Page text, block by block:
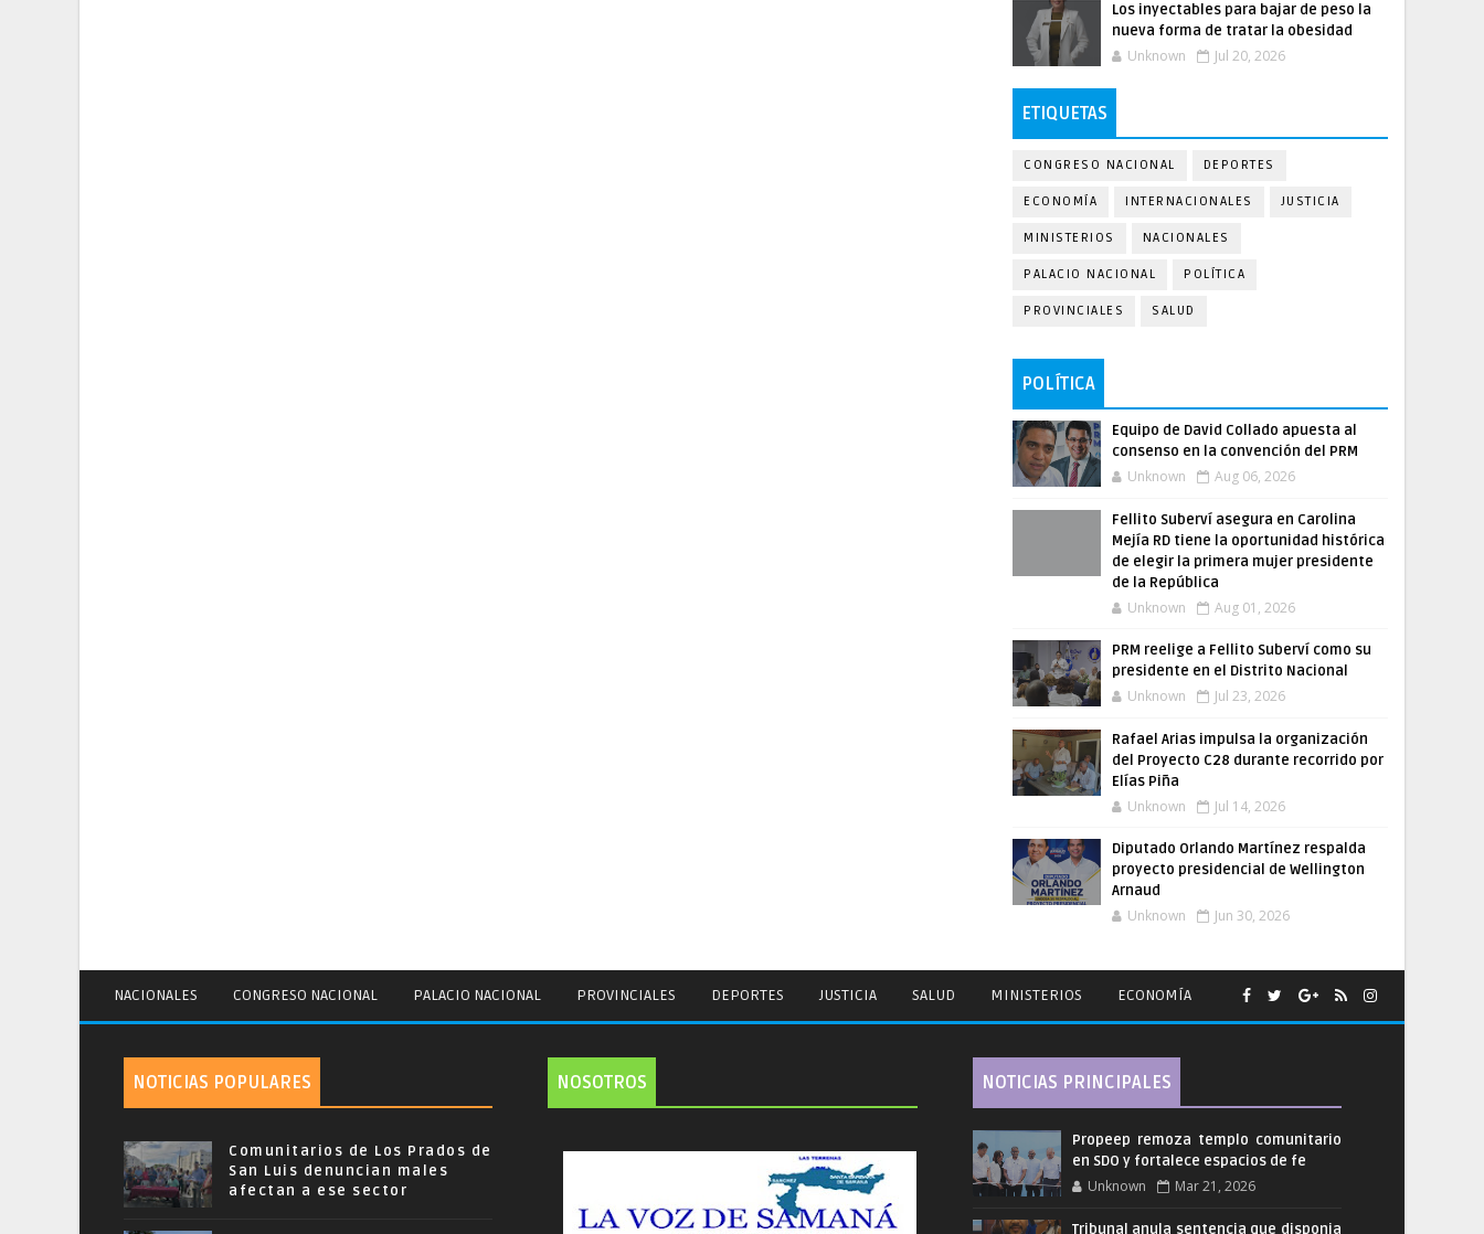
Los inyectables para bajar de peso la
nueva forma de tratar la obesidad
Unknown Jul 20, 2026
ETIQUETAS
CONGRESO NACIONAL DEPORTES
ECONOMÍA INTERNACIONALES JUSTICIA
MINISTERIOS NACIONALES
PALACIO NACIONAL POLÍTICA
PROVINCIALES SALUD
POLÍTICA
Equipo de David Collado apuesta al
consenso en la convención del PRM
Unknown Aug 06, 2026
Fellito Suberví asegura en Carolina
Mejía RD tiene la oportunidad histórica
de elegir la primera mujer presidente
de la República
Unknown Aug 01, 2026
PRM reelige a Fellito Suberví como su
presidente en el Distrito Nacional
Unknown Jul 23, 2026
Rafael Arias impulsa la organización
del Proyecto C28 durante recorrido por
Elías Piña
Unknown Jul 14, 2026
Diputado Orlando Martínez respalda
proyecto presidencial de Wellington
Arnaud
Unknown Jun 30, 2026
NACIONALES CONGRESO NACIONAL PALACIO NACIONAL PROVINCIALES DEPORTES JUSTICIA SALUD MINISTERIOS ECONOMÍA
NOTICIAS POPULARES
Comunitarios de Los Prados de
San Luis denuncian males
afectan a ese sector
NOSOTROS NOTICIAS PRINCIPALES
Propeep remoza templo comunitario
en SDO y fortalece espacios de fe
Unknown Mar 21, 2026
Tribunal anula sentencia que disponia